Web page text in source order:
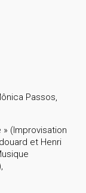
Passos,
(Improvisation
et Henri